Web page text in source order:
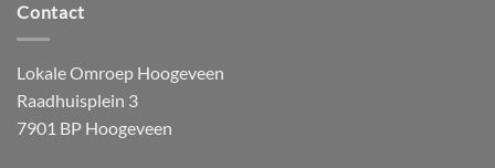
Contact
Lokale Omroep Hoogeveen
Raadhuisplein 3
7901 BP Hoogeveen